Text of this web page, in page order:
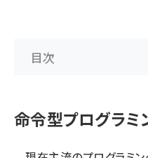
目次
命令型プログラミ